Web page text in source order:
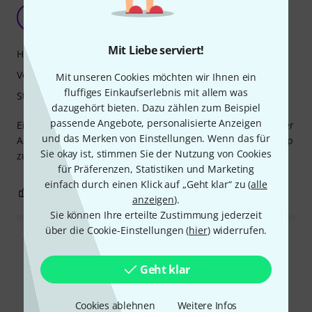
Mit Liebe serviert!
Mit unseren Cookies möchten wir Ihnen ein
fluffiges Einkaufserlebnis mit allem was
dazugehört bieten. Dazu zählen zum Beispiel
passende Angebote, personalisierte Anzeigen
und das Merken von Einstellungen. Wenn das für
Sie okay ist, stimmen Sie der Nutzung von Cookies
für Präferenzen, Statistiken und Marketing
einfach durch einen Klick auf „Geht klar“ zu (alle
anzeigen).
Sie können Ihre erteilte Zustimmung jederzeit
über die Cookie-Einstellungen (hier) widerrufen.
Geht klar
Cookies ablehnen Weitere Infos
Robust und praktisch
Ein sehr praktischer und stabiler Tisch, hervorragend in der
Anwendung und bestens geeignet, um einen 17-Zoll-Laptop
zu tragen.
Handling
Verarbeitung
Stabilität
0 BEWERTUNG MELDEN
Alle Bewertungen lesen